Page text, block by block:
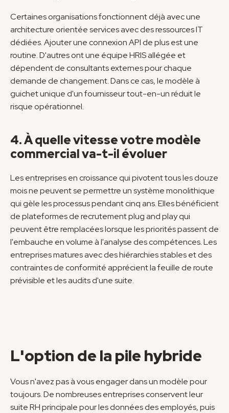
Certaines organisations fonctionnent déjà avec une
architecture orientée services avec des ressources IT
dédiées. Ajouter une connexion API de plus est une
routine. D'autres ont une équipe HRIS allégée et
dépendent de consultants externes pour chaque
demande de changement. Dans ce cas, le modèle à
guichet unique d'un fournisseur tout-en-un réduit le
risque opérationnel.
4. À quelle vitesse votre modèle
commercial va-t-il évoluer
Les entreprises en croissance qui pivotent tous les douze
mois ne peuvent se permettre un système monolithique
qui gèle les processus pendant cinq ans. Elles bénéficient
de plateformes de recrutement plug and play qui
peuvent être remplacées lorsque les priorités passent de
l'embauche en volume à l'analyse des compétences. Les
entreprises matures avec des hiérarchies stables et des
contraintes de conformité apprécient la feuille de route
prévisible et les audits d'une suite.
L'option de la pile hybride
Vous n'avez pas à vous engager dans un modèle pour
toujours. De nombreuses entreprises conservent leur
suite RH principale pour les données des employés, puis